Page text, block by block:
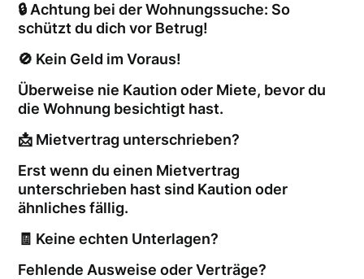
🔒 Achtung bei der Wohnungssuche: So
schützt du dich vor Betrug!
🚫 Kein Geld im Voraus!
Überweise nie Kaution oder Miete, bevor du
die Wohnung besichtigt hast.
📩 Mietvertrag unterschrieben?
Erst wenn du einen Mietvertrag
unterschrieben hast sind Kaution oder
ähnliches fällig.
🧾 Keine echten Unterlagen?
Fehlende Ausweise oder Verträge?